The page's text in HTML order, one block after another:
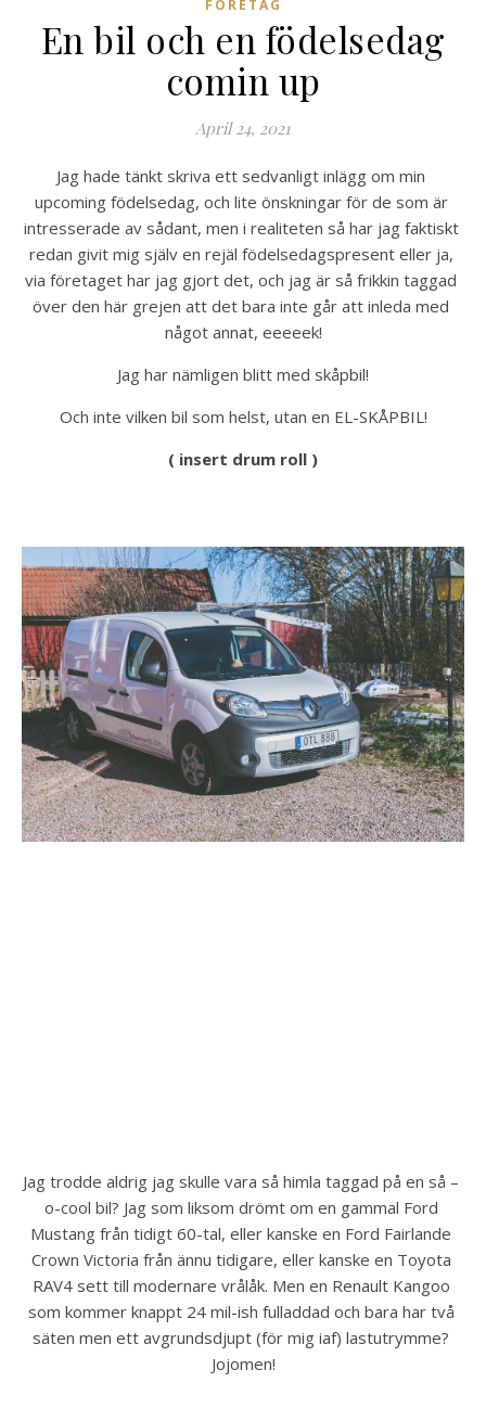
FÖRETAG
En bil och en födelsedag
comin up
April 24, 2021
Jag hade tänkt skriva ett sedvanligt inlägg om min
upcoming födelsedag, och lite önskningar för de som är
intresserade av sådant, men i realiteten så har jag faktiskt
redan givit mig själv en rejäl födelsedagspresent eller ja,
via företaget har jag gjort det, och jag är så frikkin taggad
över den här grejen att det bara inte går att inleda med
något annat, eeeeek!
Jag har nämligen blitt med skåpbil!
Och inte vilken bil som helst, utan en EL-SKÅPBIL!
( insert drum roll )
Jag trodde aldrig jag skulle vara så himla taggad på en så –
o-cool bil? Jag som liksom drömt om en gammal Ford
Mustang från tidigt 60-tal, eller kanske en Ford Fairlande
Crown Victoria från ännu tidigare, eller kanske en Toyota
RAV4 sett till modernare vrålåk. Men en Renault Kangoo
som kommer knappt 24 mil-ish fulladdad och bara har två
säten men ett avgrundsdjupt (för mig iaf) lastutrymme?
Jojomen!